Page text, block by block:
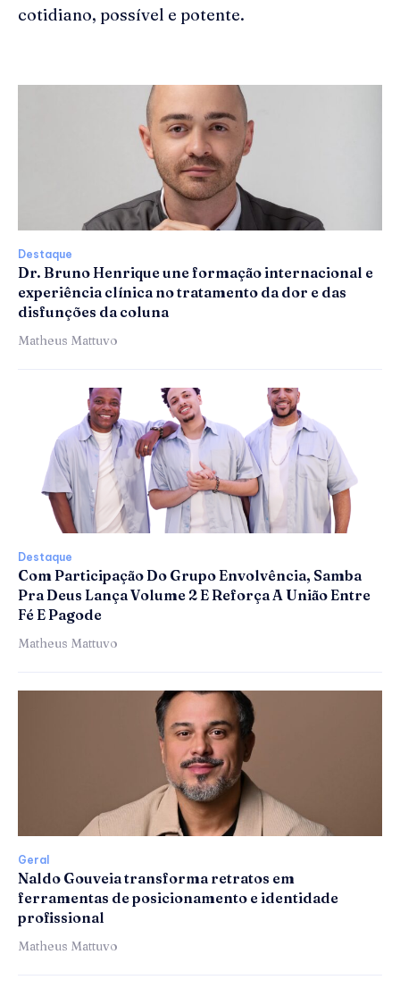
cotidiano, possível e potente.
Destaque
Dr. Bruno Henrique une formação internacional e
experiência clínica no tratamento da dor e das
disfunções da coluna
Matheus Mattuvo
Destaque
Com Participação Do Grupo Envolvência, Samba
Pra Deus Lança Volume 2 E Reforça A União Entre
Fé E Pagode
Matheus Mattuvo
Geral
Naldo Gouveia transforma retratos em
ferramentas de posicionamento e identidade
profissional
Matheus Mattuvo